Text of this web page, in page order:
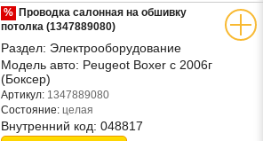
% Проводка салонная на обшивку
потолка (1347889080)
Раздел: Электрооборудование
Модель авто: Peugeot Boxer с 2006г
(Боксер)
Артикул: 1347889080
Состояние: целая
Внутренний код: 048817